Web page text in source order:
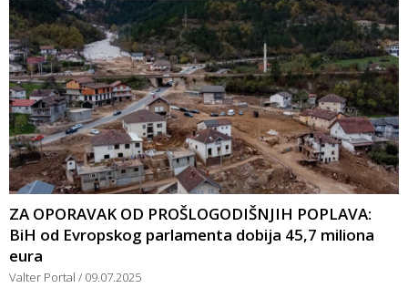
ZA OPORAVAK OD PROŠLOGODIŠNJIH POPLAVA:
BiH od Evropskog parlamenta dobija 45,7 miliona
eura
Valter Portal 09.07.2025